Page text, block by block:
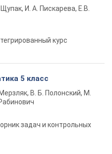
Щупак, И. А. Пискарева, Е.В.
курс
5 класс
В. Б. Полонский, М.
задач и контрольных